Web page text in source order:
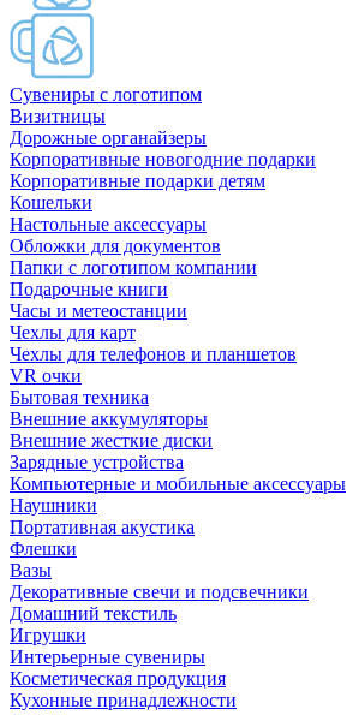
Сувениры с логотипом
Визитницы
Дорожные органайзеры
Корпоративные новогодние подарки
Корпоративные подарки детям
Кошельки
Настольные аксессуары
Обложки для документов
Папки с логотипом компании
Подарочные книги
Часы и метеостанции
Чехлы для карт
Чехлы для телефонов и планшетов
VR очки
Бытовая техника
Внешние аккумуляторы
Внешние жесткие диски
Зарядные устройства
Компьютерные и мобильные аксессуары
Наушники
Портативная акустика
Флешки
Вазы
Декоративные свечи и подсвечники
Домашний текстиль
Игрушки
Интерьерные сувениры
Косметическая продукция
Кухонные принадлежности